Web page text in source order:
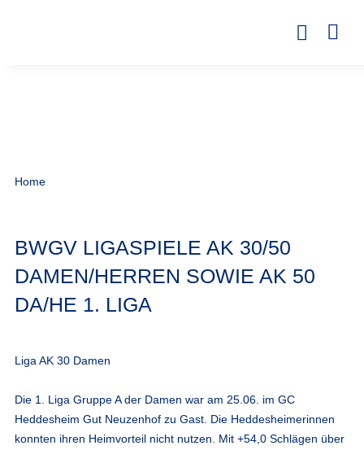
Home
BWGV LIGASPIELE AK 30/50
DAMEN/HERREN SOWIE AK 50
DA/HE 1. LIGA
Liga AK 30 Damen
Die 1. Liga Gruppe A der Damen war am 25.06. im GC
Heddesheim Gut Neuzenhof zu Gast. Die Heddesheimerinnen
konnten ihren Heimvorteil nicht nutzen. Mit +54,0 Schlägen über